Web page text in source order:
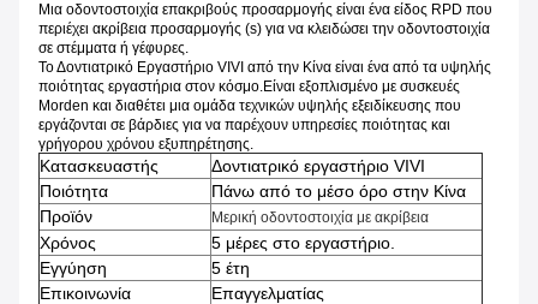
Μια οδοντοστοιχία επακριβούς προσαρμογής είναι ένα είδος RPD που
περιέχει ακρίβεια προσαρμογής (s) για να κλειδώσει την οδοντοστοιχία
σε στέμματα ή γέφυρες.
Το Δοντιατρικό Εργαστήριο VIVI από την Κίνα είναι ένα από τα υψηλής
ποιότητας εργαστήρια στον κόσμο.Είναι εξοπλισμένο με συσκευές
Morden και διαθέτει μια ομάδα τεχνικών υψηλής εξειδίκευσης που
εργάζονται σε βάρδιες για να παρέχουν υπηρεσίες ποιότητας και
γρήγορου χρόνου εξυπηρέτησης.
Κατασκευαστής
Δοντιατρικό εργαστήριο VIVI
Ποιότητα
Πάνω από το μέσο όρο στην Κίνα
Προϊόν
Μερική οδοντοστοιχία με ακρίβεια
Χρόνος
5 μέρες στο εργαστήριο.
Εγγύηση
5 έτη
Επικοινωνία
Επαγγελματίας